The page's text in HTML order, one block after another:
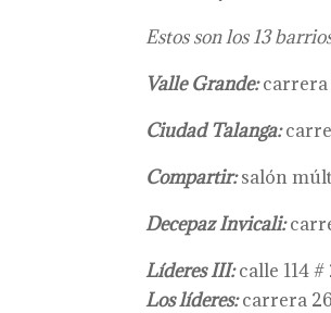
Estos son los 13
Valle Grande:carrera
Ciudad Talanga:
Compartir:salón
Decepaz Invicali:
Líderes III:calle 114
Los líderes:carrera